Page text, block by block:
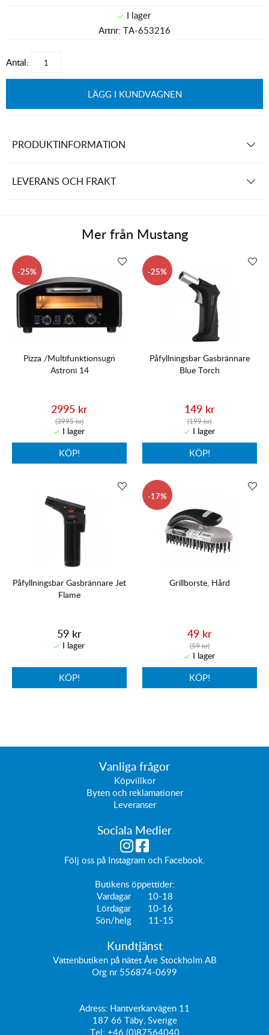
Artnr: TA-653216
Antal:
LÄGG I KUNDVAGNEN
PRODUKTINFORMATION
LEVERANS OCH FRAKT
Mer från Mustang
25
Pizza /Multifunktionsugn
Astroni 14
2995 kr
(3995 kr)
KÖP!
25
Påfyllningsbar Gasbrännare
Blue Torch
149 kr
(199 kr)
KÖP!
Påfyllningsbar Gasbrännare Jet
Flame
59 kr
KÖP!
17
Grillborste, Hård
49 kr
(59 kr)
KÖP!
Vanliga frågor
Köpvillkor
Byten och reklamationer
Leveranser
Sociala Medier
Följ oss på Instagramoch Facebook
Butikens öppettider:
Vardagar 10-18
Lördagar 10-16
Sön/helg 11-15
Kundtjänst
Vattenbutiken på nätet Åre Stockholm AB
Org nr 556874-0699
Adress: Hantverkarvägen 11
187 66 Täby, Sverige
Tel: +46 (0)87564040